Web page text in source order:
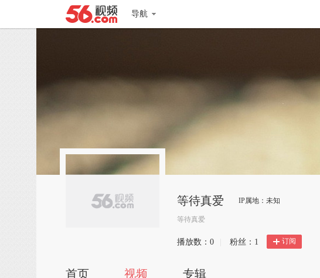
导航
等待真爱 IP属地：未知
等待真爱
播放数： 0 粉丝： 1 订阅
首页 视频 专辑